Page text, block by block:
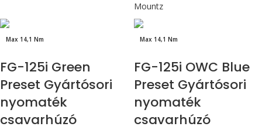
Mountz
Max 14,1 Nm
FG-125i Green
Preset Gyártósori
nyomaték
csavarhúzó
Max 14,1 Nm
FG-125i OWC Blue
Preset Gyártósori
nyomaték
csavarhúzó